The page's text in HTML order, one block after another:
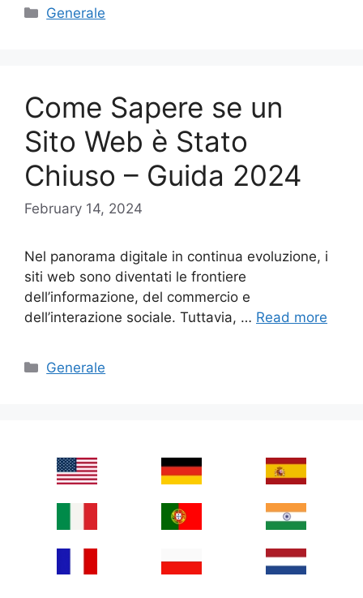
Categories
Generale
Come Sapere se un
Sito Web è Stato
Chiuso – Guida 2024
February 14, 2024
Nel panorama digitale in continua evoluzione, i
siti web sono diventati le frontiere
dell’informazione, del commercio e
dell’interazione sociale. Tuttavia, … Read more
Categories
Generale